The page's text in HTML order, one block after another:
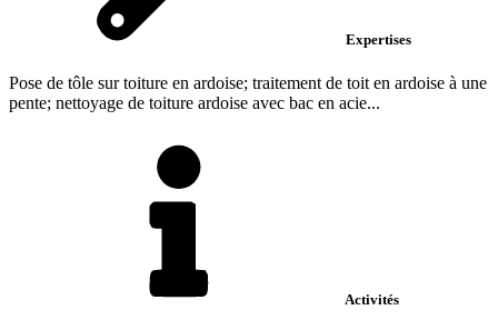
Expertises
Pose de tôle sur toiture en ardoise; traitement de toit en ardoise à une
pente; nettoyage de toiture ardoise avec bac en acie...
Activités